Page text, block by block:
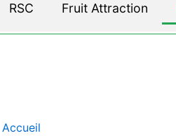
RSC Fruit Attraction
Accueil